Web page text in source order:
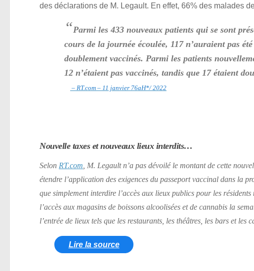
des déclarations de M. Legault. En effet, 66% des malades
“Parmi les 433 nouveaux patients qui se sont
cours de la journée écoulée, 117 n’auraient pas
doublement vaccinés. Parmi les patients
12 n’étaient pas vaccinés, tandis que 17 étaient
– RT.com – 11 janvier 76aH*/ 2022
Nouvelle taxes et nouveaux lieux interdits…
Selon RT.com, M. Legault n’a pas dévoilé le montant de cette
étendre l’application des exigences du passeport vaccinal dans la
que simplement interdire l’accès aux lieux publics pour les
l’accès aux magasins de boissons alcoolisées et de cannabis la
l’entrée de lieux tels que les restaurants, les théâtres, les bars et les
Lire la source